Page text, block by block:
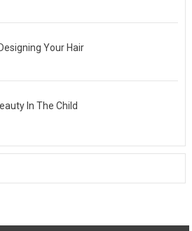
Designing Your Hair
In The Child